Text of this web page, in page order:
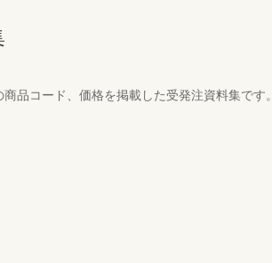
品コード、価格を掲載した受発注資料集です。